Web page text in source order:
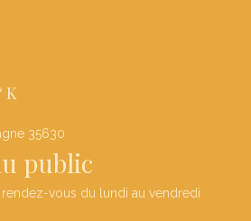
K
35630
public
vous du lundi au vendredi